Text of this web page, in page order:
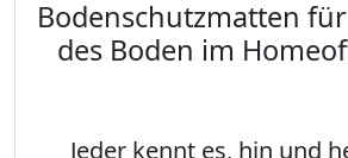
Bodenschutzmatten
des Boden im
Jeder kennt es, hin und